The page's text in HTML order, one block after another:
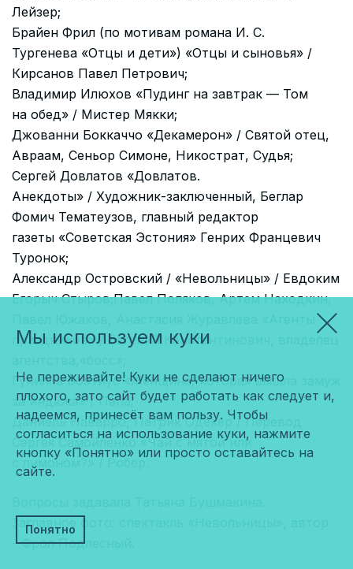
Лейзер;
Брайен Фрил (по мотивам романа И. С.
Тургенева «Отцы и дети») «Отцы и сыновья» /
Кирсанов Павел Петрович;
Владимир Илюхов «Пудинг на завтрак — Том
на обед» / Мистер Мякки;
Джованни Боккаччо «Декамерон» / Святой отец,
Авраам, Сеньор Симоне, Никострат, Судья;
Сергей Довлатов «Довлатов.
Анекдоты» / Художник-заключенный, Беглар
Фомич Тематеузов, главный редактор
газеты «Советская Эстония» Генрих Францевич
Туронок;
Александр Островский / «Невольницы» / Евдоким
Егорыч Стыров;Павел Поляков, Артем Находкин,
праздников» / Евгений Константинович, владелец
Гунилла Боэтиус «Женщина, которая вышла замуж
за индюка» / Папа;
Даниель Наварро, Патрик Одекер / Перевод
Сергея Самойленко «Чай с мятой или
с лимоном?» / Робер.
Заглавное фото: спектакль «Невольницы», автор
- Фрол Подлесный.
Мы используем куки
Не переживайте! Куки не сделают ничего
плохого, зато сайт будет работать как следует и,
надеемся, принесёт вам пользу. Чтобы
согласиться на использование куки, нажмите
кнопку «Понятно» или просто оставайтесь на
сайте.
Понятно